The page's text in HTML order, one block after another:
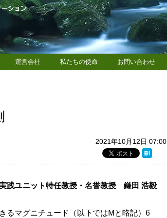
運営会社 私たちの使命 お問い合わせ
2021年10月12日 07:00
践ユニット特任教授・名誉教授 鎌田 浩毅
るマグニチュード（以下ではMと略記）6